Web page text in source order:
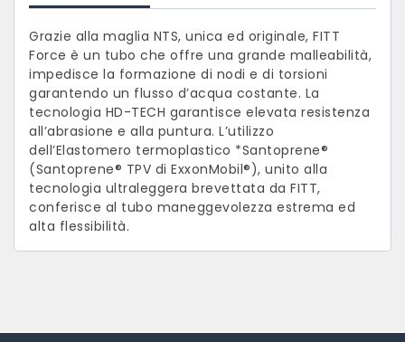
Grazie alla maglia NTS, unica ed originale, FITT
Force è un tubo che offre una grande malleabilità,
impedisce la formazione di nodi e di torsioni
garantendo un flusso d’acqua costante. La
tecnologia HD-TECH garantisce elevata resistenza
all’abrasione e alla puntura. L’utilizzo
dell’Elastomero termoplastico *Santoprene®
(Santoprene® TPV di ExxonMobil®), unito alla
tecnologia ultraleggera brevettata da FITT,
conferisce al tubo maneggevolezza estrema ed
alta flessibilità.